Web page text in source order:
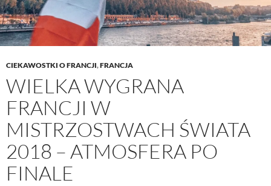
CIEKAWOSTKI O FRANCJI,FRANCJA
WIELKA WYGRANA
FRANCJI W
MISTRZOSTWACH ŚWIATA
2018 – ATMOSFERA PO
FINALE